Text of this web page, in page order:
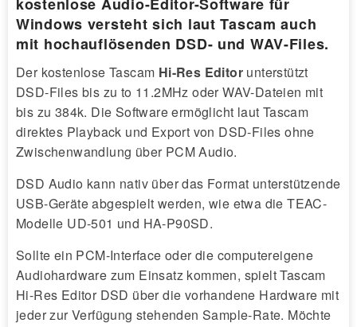
Windows versteht sich laut Tascam auch
mit hochauflösenden DSD- und WAV-Files.
Der kostenlose Tascam Hi-Res Editor unterstützt
DSD-Files bis zu to 11.2MHz oder WAV-Dateien mit
bis zu 384k. Die Software ermöglicht laut Tascam
direktes Playback und Export von DSD-Files ohne
Zwischenwandlung über PCM Audio.
DSD Audio kann nativ über das Format unterstützende
USB-Geräte abgespielt werden, wie etwa die TEAC-
Modelle UD-501 und HA-P90SD.
Sollte ein PCM-Interface oder die computereigene
Audiohardware zum Einsatz kommen, spielt Tascam
Hi-Res Editor DSD über die vorhandene Hardware mit
jeder zur Verfügung stehenden Sample-Rate. Möchte